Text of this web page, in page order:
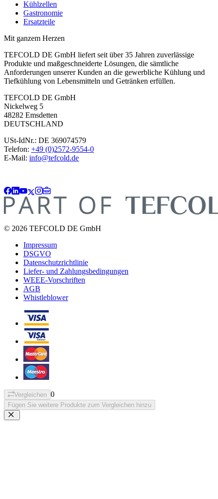
Kühlzellen
Gastronomie
Ersatzteile
Mit ganzem Herzen
TEFCOLD DE GmbH liefert seit über 35 Jahren zuverlässige
Produkte und maßgeschneiderte Lösungen, die sämtliche
Anforderungen unserer Kunden an die gewerbliche Kühlung und
Tiefkühlung von Lebensmitteln und Getränken erfüllen.
TEFCOLD DE GmbH
Nickelweg 5
48282 Emsdetten
DEUTSCHLAND
USt-IdNr.: DE 369074579
Telefon: +49 (0)2572-9554-0
E-Mail: info@tefcold.de
© 2026 TEFCOLD DE GmbH
Impressum
DSGVO
Datenschutzrichtlinie
Liefer- und Zahlungsbedingungen
WEEE-Vorschriften
AGB
Whistleblower
Vergleichen 0
Fügen Sie weitere Produkte zum Vergleichen hinzu